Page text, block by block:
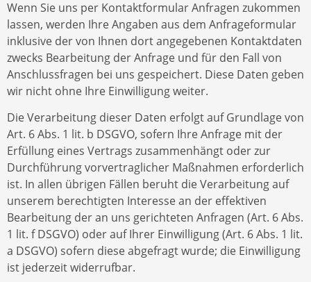
Wenn Sie uns per Kontaktformular Anfragen zukommen
lassen, werden Ihre Angaben aus dem Anfrageformular
inklusive der von Ihnen dort angegebenen Kontaktdaten
zwecks Bearbeitung der Anfrage und für den Fall von
Anschlussfragen bei uns gespeichert. Diese Daten geben
wir nicht ohne Ihre Einwilligung weiter.
Die Verarbeitung dieser Daten erfolgt auf Grundlage von
Art. 6 Abs. 1 lit. b DSGVO, sofern Ihre Anfrage mit der
Erfüllung eines Vertrags zusammenhängt oder zur
Durchführung vorvertraglicher Maßnahmen erforderlich
ist. In allen übrigen Fällen beruht die Verarbeitung auf
unserem berechtigten Interesse an der effektiven
Bearbeitung der an uns gerichteten Anfragen (Art. 6 Abs.
1 lit. f DSGVO) oder auf Ihrer Einwilligung (Art. 6 Abs. 1 lit.
a DSGVO) sofern diese abgefragt wurde; die Einwilligung
ist jederzeit widerrufbar.